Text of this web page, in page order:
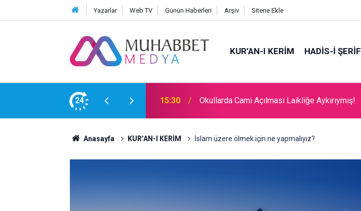
Yazarlar Web TV Günün Haberleri Arşiv Sitene Ekle
KUR’AN-I KERİM HADİS-İ ŞERİF
24 15:30 Okullarda Cami Açılması Laikliğe Aykırıymış!
Anasayfa KUR’AN-I KERİM İslam üzere ölmek için ne yapmalıyız?